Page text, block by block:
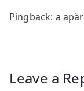
Pingback: a
Leave a